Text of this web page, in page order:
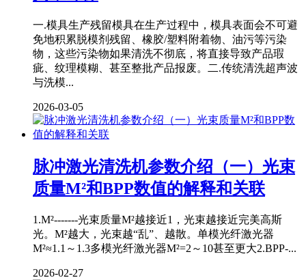
一.模具生产残留模具在生产过程中，模具表面会不可避
免地积累脱模剂残留、橡胶/塑料附着物、油污等污染
物，这些污染物如果清洗不彻底，将直接导致产品瑕
疵、纹理模糊、甚至整批产品报废。二.传统清洗超声波
与洗模...
2026-03-05
脉冲激光清洗机参数介绍（一）光束
质量M²和BPP数值的解释和关联
1.M²-------光束质量M²越接近1，光束越接近完美高斯
光。M²越大，光束越“乱”、越散。单模光纤激光器
M²≈1.1～1.3多模光纤激光器M²=2～10甚至更大2.BPP-...
2026-02-27